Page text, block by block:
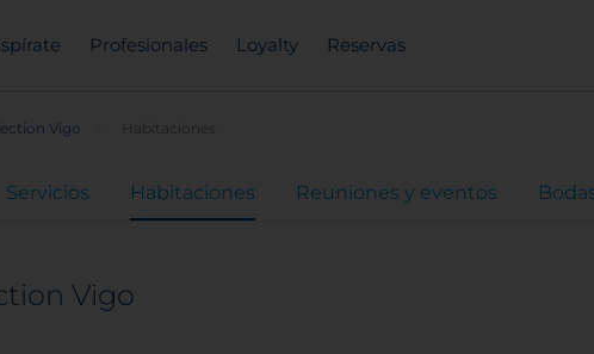
Profesionales Loyalty Reservas
Vigo Habitaciones
Servicios Habitaciones Reuniones y eventos
Vigo